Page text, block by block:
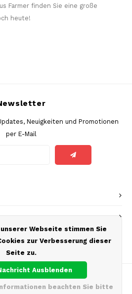
Farmer finden Sie eine große
heute!
Neuigkeiten und Promotionen
per E-Mail
Webseite stimmen Sie
zur Verbesserung dieser
Seite zu.
Ausblenden
beachten Sie bitte